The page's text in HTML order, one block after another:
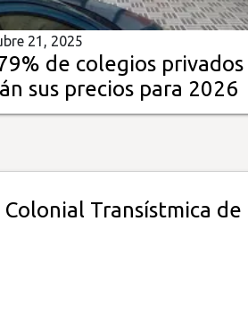
21, 2025
de colegios privados
sus precios para 2026
Transístmica de